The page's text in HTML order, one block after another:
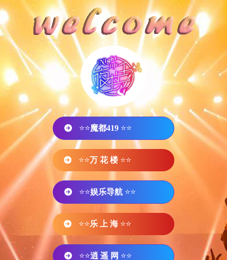
⭐⭐魔都419 ⭐⭐
⭐⭐万 花 楼 ⭐⭐
⭐⭐娱乐导航 ⭐⭐
⭐⭐乐 上 海 ⭐⭐
⭐⭐逍 遥 网 ⭐⭐